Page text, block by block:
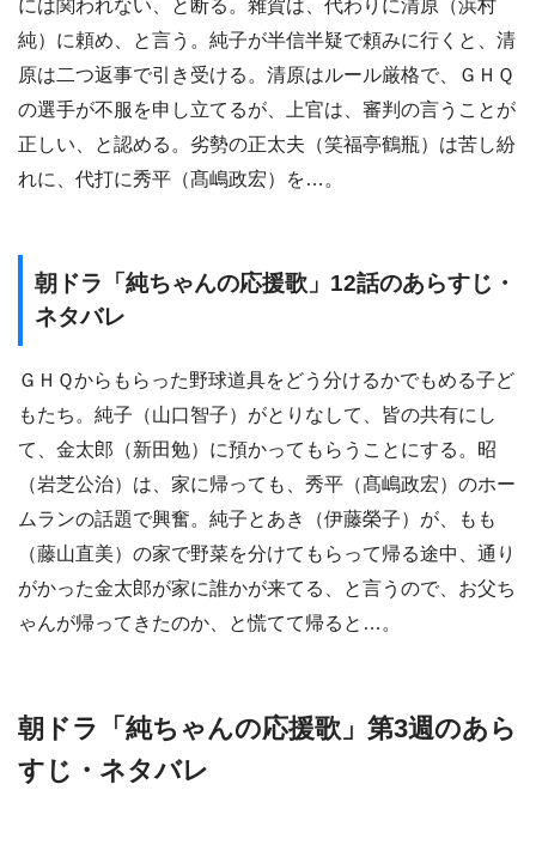
には関われない、と断る。雜賀は、代わりに清原（浜村
純）に頼め、と言う。純子が半信半疑で頼みに行くと、清
原は二つ返事で引き受ける。清原はルール厳格で、ＧＨＱ
の選手が不服を申し立てるが、上官は、審判の言うことが
正しい、と認める。劣勢の正太夫（笑福亭鶴瓶）は苦し紛
れに、代打に秀平（髙嶋政宏）を…。
朝ドラ「純ちゃんの応援歌」12話のあらすじ・
ネタバレ
ＧＨＱからもらった野球道具をどう分けるかでもめる子ど
もたち。純子（山口智子）がとりなして、皆の共有にし
て、金太郎（新田勉）に預かってもらうことにする。昭
（岩芝公治）は、家に帰っても、秀平（髙嶋政宏）のホー
ムランの話題で興奮。純子とあき（伊藤榮子）が、もも
（藤山直美）の家で野菜を分けてもらって帰る途中、通り
がかった金太郎が家に誰かが来てる、と言うので、お父ち
ゃんが帰ってきたのか、と慌てて帰ると…。
朝ドラ「純ちゃんの応援歌」第3週のあら
すじ・ネタバレ